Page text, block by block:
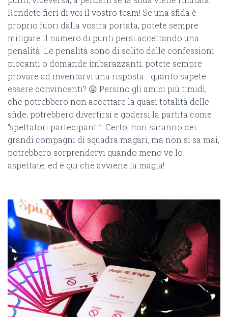
Rendete fieri di voi il vostro team! Se una sfida è
proprio fuori dalla vostra portata, potete sempre
mitigare il numero di punti persi accettando una
penalità. Le penalità sono di solito delle confessioni
piccanti o domande imbarazzanti, potete sempre
provare ad inventarvi una risposta… quanto sapete
essere convincenti? 😛 Persino gli amici più timidi,
che potrebbero non accettare la quasi totalità delle
sfide, potrebbero divertirsi e godersi la partita come
“spettatori partecipanti”. Certo, non saranno dei
grandi compagni di squadra magari, ma non si sa mai,
potrebbero sorprendervi quando meno ve lo
aspettate, ed è qui che avviene la magia!